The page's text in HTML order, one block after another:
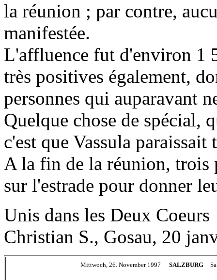
la réunion ; par contre,
manifestée.
L'affluence fut d'environ 1
très positives également,
personnes qui auparavant
Quelque chose de spécial,
c'est que Vassula
A la fin de la réunion, trois
sur l'estrade pour donner
Unis dans les Deux Coeurs
Christian S., Gosau, 20
Mittwoch, 26. November 1997 SALZBURG